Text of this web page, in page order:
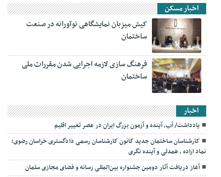
اخبار مسکن
کیش میزبان نمایشگاهی نوآورانه در صنعت
ساختمان
فرهنگ سازی لازمه اجرایی شدن مقررات ملی
ساختمان
اخبار
یادداشت/ آب، آینده و آزمون بزرگ ایران در عصر تغییر اقلیم
کارشناسان ساختمان جدید کانون کارشناسان رسمی دادگستری خراسان رضوی؛
نماد اراده ، همدلی و آینده نگری
آغاز دریافت آثار دومین جشنواره بین‌المللی رسانه و فضای مجازی سلمان